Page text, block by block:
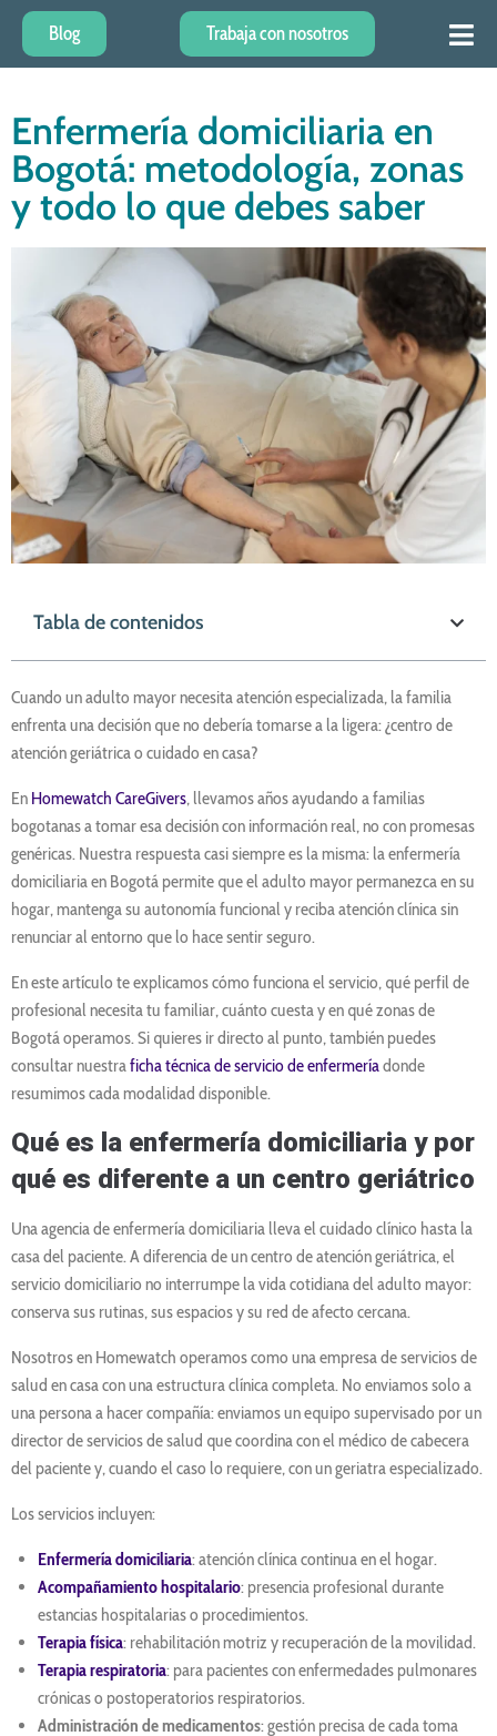
Blog Trabaja con nosotros
Enfermería domiciliaria en
Bogotá: metodología, zonas
y todo lo que debes saber
Tabla de contenidos
Cuando un adulto mayor necesita atención especializada, la familia
enfrenta una decisión que no debería tomarse a la ligera: ¿centro de
atención geriátrica o cuidado en casa?
En Homewatch CareGivers, llevamos años ayudando a familias
bogotanas a tomar esa decisión con información real, no con promesas
genéricas. Nuestra respuesta casi siempre es la misma: la enfermería
domiciliaria en Bogotá permite que el adulto mayor permanezca en su
hogar, mantenga su autonomía funcional y reciba atención clínica sin
renunciar al entorno que lo hace sentir seguro.
En este artículo te explicamos cómo funciona el servicio, qué perfil de
profesional necesita tu familiar, cuánto cuesta y en qué zonas de
Bogotá operamos. Si quieres ir directo al punto, también puedes
consultar nuestraficha técnica de servicio de enfermeríadonde
resumimos cada modalidad disponible.
Qué es la enfermería domiciliaria y por
qué es diferente a un centro geriátrico
Una agencia de enfermería domiciliaria lleva el cuidado clínico hasta la
casa del paciente. A diferencia de un centro de atención geriátrica, el
servicio domiciliario no interrumpe la vida cotidiana del adulto mayor:
conserva sus rutinas, sus espacios y su red de afecto cercana.
Nosotros en Homewatch operamos como una empresa de servicios de
salud en casa con una estructura clínica completa. No enviamos solo a
una persona a hacer compañía: enviamos un equipo supervisado por un
director de servicios de salud que coordina con el médico de cabecera
del paciente y, cuando el caso lo requiere, con un geriatra especializado.
Los servicios incluyen:
Enfermería domiciliaria: atención clínica continua en el hogar.
Acompañamiento hospitalario: presencia profesional durante
estancias hospitalarias o procedimientos.
Terapia física: rehabilitación motriz y recuperación de la movilidad.
Terapia respiratoria: para pacientes con enfermedades pulmonares
crónicas o postoperatorios respiratorios.
Administración de medicamentos: gestión precisa de cada toma